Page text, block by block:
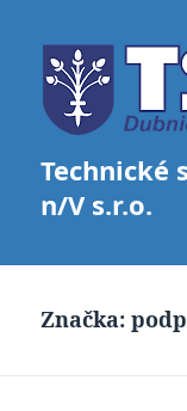
Technické
n/V s.r.o.
Značka: